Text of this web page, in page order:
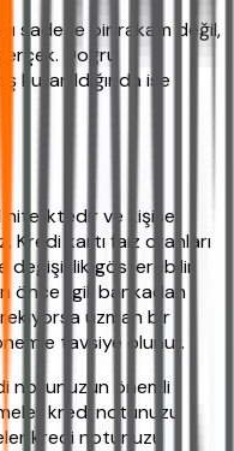
sadece bir rakam değil,
Doğru
kullanıldığında ise
niteliktedir ve kişisel
Kredi kartı faiz oranları
değişiklik gösterebilir.
önce ilgili bankadan
uzman bir
tavsiye olunur.
notunuzun önemli
kredi notunuzu
kredi notunuzu